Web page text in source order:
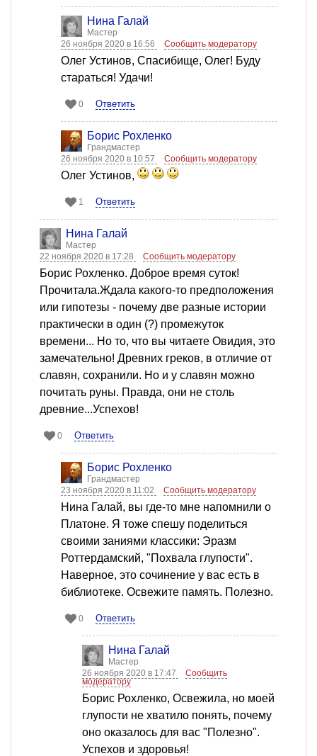
Нина Галай
Мастер
26 ноября 2020 в 16:56
Сообщить модератору
Олег Устинов, Спасибище, Олег! Буду
стараться! Удачи!
0 Ответить
Борис Рохленко
Грандмастер
26 ноября 2020 в 10:57
Сообщить модератору
Олег Устинов,
1 Ответить
Нина Галай
Мастер
22 ноября 2020 в 17:28
Сообщить модератору
Борис Рохленко. Доброе время суток!
Прочитала.Ждала какого-то предположения
или гипотезы - почему две разные истории
практически в один (?) промежуток
времени... Но то, что вы читаете Овидия, это
замечательно! Древних греков, в отличие от
славян, сохранили. Но и у славян можно
почитать руны. Правда, они не столь
древние...Успехов!
0 Ответить
Борис Рохленко
Грандмастер
23 ноября 2020 в 11:02
Сообщить модератору
Нина Галай, вы где-то мне напомнили о
Платоне. Я тоже спешу поделиться
своими заниями классики: Эразм
Роттердамский, "Похвала глупости".
Наверное, это сочинение у вас есть в
библиотеке. Освежите память. Полезно.
0 Ответить
Нина Галай
Мастер
26 ноября 2020 в 17:47
Сообщить
модератору
Борис Рохленко, Освежила, но моей
глупости не хватило понять, почему
оно оказалось для вас "Полезно".
Успехов и здоровья!